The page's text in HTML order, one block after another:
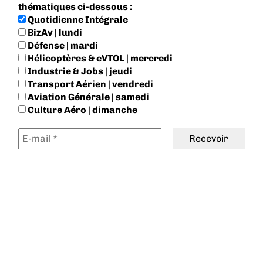
thématiques ci-dessous :
Quotidienne Intégrale
BizAv | lundi
Défense | mardi
Hélicoptères & eVTOL | mercredi
Industrie & Jobs | jeudi
Transport Aérien | vendredi
Aviation Générale | samedi
Culture Aéro | dimanche